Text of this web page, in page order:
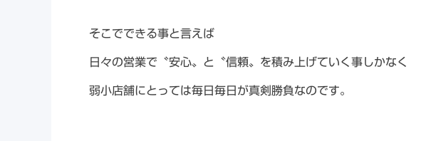
そこでできる事と言えば
日々の営業で〝安心〟と〝信頼〟を積み上げていく事しかなく
弱小店舗にとっては毎日毎日が真剣勝負なのです。